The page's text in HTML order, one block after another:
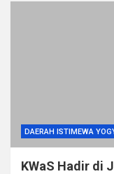
DAERAH ISTIMEWA
KWaS Hadir di